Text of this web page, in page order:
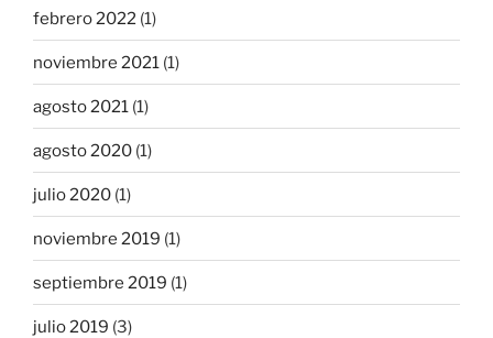
febrero 2022 (1)
noviembre 2021 (1)
agosto 2021 (1)
agosto 2020 (1)
julio 2020 (1)
noviembre 2019 (1)
septiembre 2019 (1)
julio 2019 (3)